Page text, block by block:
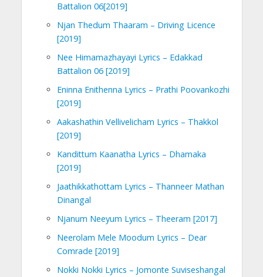
Battalion 06[2019]
Njan Thedum Thaaram – Driving Licence
[2019]
Nee Himamazhayayi Lyrics – Edakkad
Battalion 06 [2019]
Eninna Enithenna Lyrics – Prathi Poovankozhi
[2019]
Aakashathin Vellivelicham Lyrics – Thakkol
[2019]
Kandittum Kaanatha Lyrics – Dhamaka
[2019]
Jaathikkathottam Lyrics – Thanneer Mathan
Dinangal
Njanum Neeyum Lyrics – Theeram [2017]
Neerolam Mele Moodum Lyrics – Dear
Comrade [2019]
Nokki Nokki Lyrics – Jomonte Suviseshangal